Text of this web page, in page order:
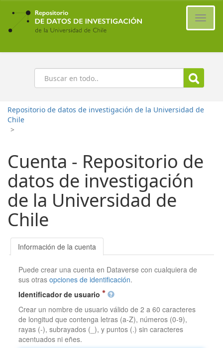
Ir
contenido
principal
Buscar
Repositorio de datos de investigación de la Universidad de
Chile
>
Cuenta - Repositorio de
datos de investigación
de la Universidad de
Chile
Información de la cuenta
Puede crear una cuenta en Dataverse con cualquiera de
sus otrasopciones de identificación.
Identificador de usuario
Crear un nombre de usuario válido de 2 a 60 caracteres
de longitud que contenga letras (a-Z), números (0-9),
rayas (-), subrayados (_), y puntos (.) sin caracteres
acentuados ni eñes.